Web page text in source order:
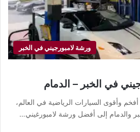
ورشة لامبورجيني في الخبر
في الخبر – الدمام
وأقوى السيارات الرياضية في العالم،
والدمام إلى أفضل ورشة لامبورغيني…